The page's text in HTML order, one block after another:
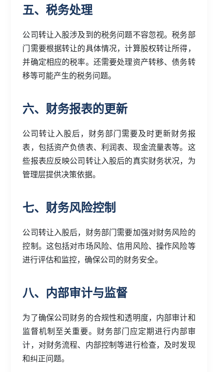
五、税务处理
公司转让入股涉及到的税务问题不容忽视。税务部
门需要根据转让的具体情况，计算股权转让所得，
并确定相应的税率。还需要处理资产转移、债务转
移等可能产生的税务问题。
六、财务报表的更新
公司转让入股后，财务部门需要及时更新财务报
表，包括资产负债表、利润表、现金流量表等。这
些报表应反映公司转让入股后的真实财务状况，为
管理层提供决策依据。
七、财务风险控制
公司转让入股后，财务部门需要加强对财务风险的
控制。这包括对市场风险、信用风险、操作风险等
进行评估和监控，确保公司的财务安全。
八、内部审计与监督
为了确保公司财务的合规性和透明度，内部审计和
监督机制至关重要。财务部门应定期进行内部审
计，对财务流程、内部控制等进行检查，及时发现
和纠正问题。